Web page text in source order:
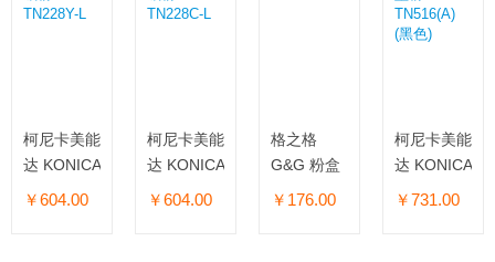
柯尼卡美能
达 KONICA
MINOLTA
￥604.00
柯尼卡美能
达 KONICA
MINOLTA
￥604.00
格之格
G&G 粉盒
400C
￥176.00
柯尼卡美能
达 KONICA
MINOLTA
￥731.00